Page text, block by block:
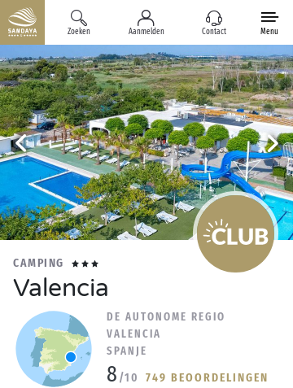
Zoeken Aanmelden Contact Menu
CAMPING
Valencia
DE AUTONOME REGIO
VALENCIA
SPANJE
8 /10 749 BEOORDELINGEN